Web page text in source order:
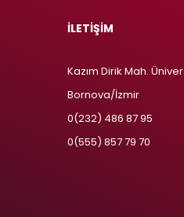
İLETİŞİM
Kazım Dirik Mah.
Bornova/İzmir
0(232) 486 87 95
0(555) 857 79 70